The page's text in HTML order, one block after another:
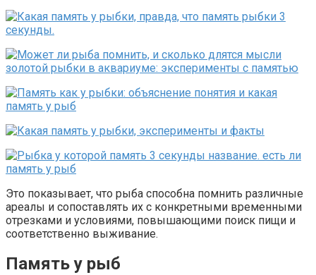
Это показывает, что рыба способна помнить различные
ареалы и сопоставлять их с конкретными временными
отрезками и условиями, повышающими поиск пищи и
соответственно выживание.
Память у рыб